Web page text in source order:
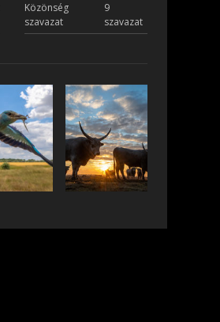
Közönség
szavazat
9
szavazat